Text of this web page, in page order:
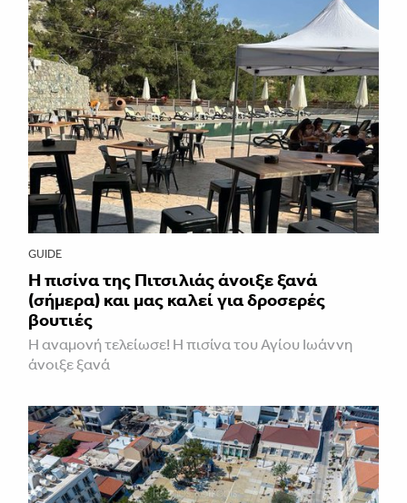
GUIDE
Η πισίνα της Πιτσιλιάς άνοιξε ξανά
(σήμερα) και μας καλεί για δροσερές
βουτιές
Η αναμονή τελείωσε! Η πισίνα του Αγίου Ιωάννη
άνοιξε ξανά